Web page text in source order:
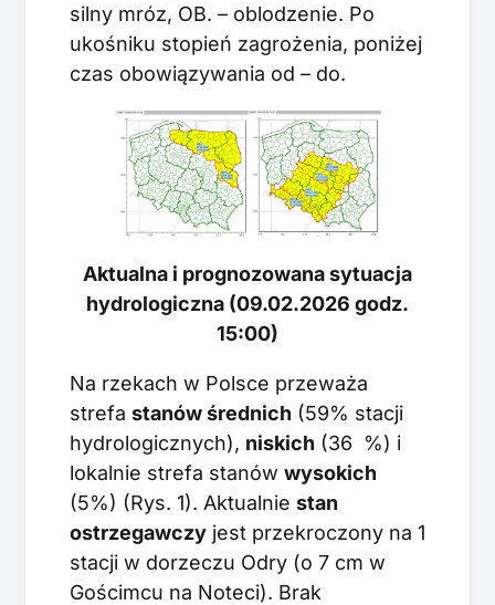
silny mróz, OB. – oblodzenie. Po
ukośniku stopień zagrożenia, poniżej
czas obowiązywania od – do.
Aktualna i prognozowana sytuacja
hydrologiczna (09.02.2026 godz.
15:00)
Na rzekach w Polsce przeważa
strefa stanów średnich (59% stacji
hydrologicznych), niskich (36 %) i
lokalnie strefa stanów wysokich
(5%) (Rys. 1). Aktualnie stan
ostrzegawczy jest przekroczony na 1
stacji w dorzeczu Odry (o 7 cm w
Gościmcu na Noteci). Brak